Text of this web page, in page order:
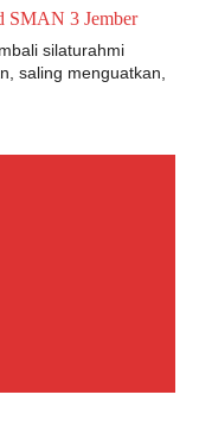
SMAN 3 Jember
silaturahmi
saling menguatkan,